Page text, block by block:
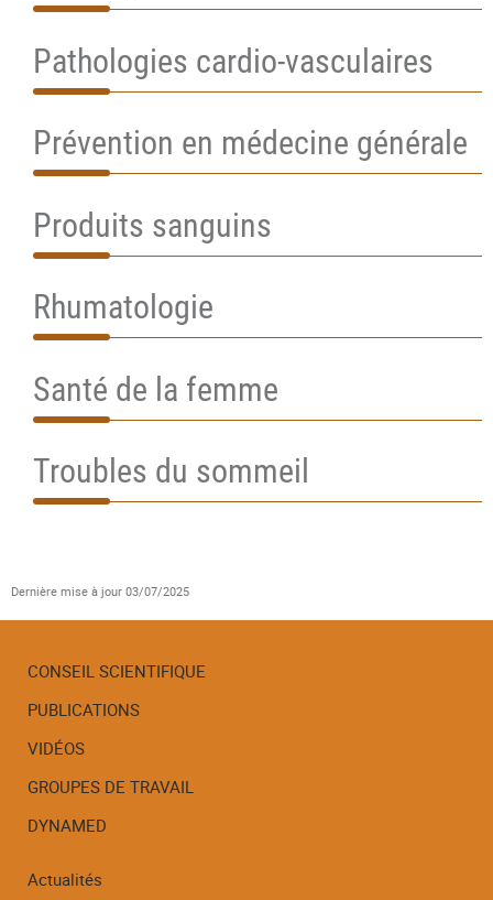
Pathologies cardio-vasculaires
Prévention en médecine générale
Produits sanguins
Rhumatologie
Santé de la femme
Troubles du sommeil
Dernière mise à jour 03/07/2025
Menu
de
navigation
CONSEIL SCIENTIFIQUE
PUBLICATIONS
VIDÉOS
GROUPES DE TRAVAIL
DYNAMED
Actualités